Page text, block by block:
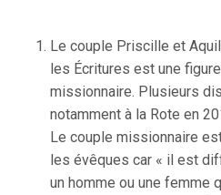
Le couple Priscille et
les Écritures est une
missionnaire. Plusieurs
notamment à la Rote en
Le couple missionnaire
les évêques car « il est
un homme ou une femme